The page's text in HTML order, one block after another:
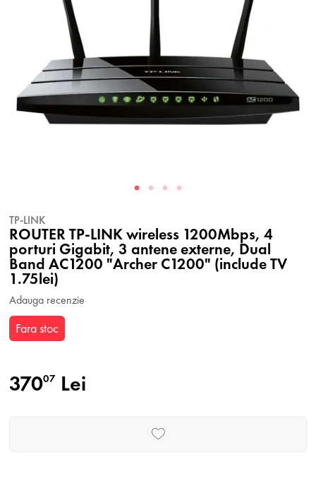
TP-LINK
ROUTER TP-LINK wireless 1200Mbps, 4
porturi Gigabit, 3 antene externe, Dual
Band AC1200 "Archer C1200" (include TV
1.75lei)
Adauga recenzie
Fara stoc
37007 Lei